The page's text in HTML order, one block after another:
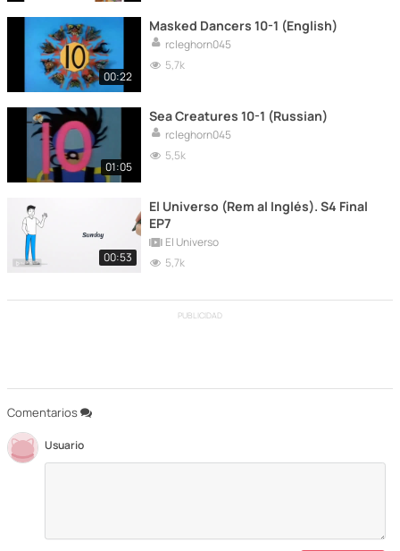
Comentarios
Usuario
00:22
Masked Dancers 10-1 (English)
rcleghorn045
5,7k
01:05
Sea Creatures 10-1 (Russian)
rcleghorn045
5,5k
00:53
El Universo (Rem al Inglés). S4 Final
EP7
El Universo
5,7k
PUBLICIDAD